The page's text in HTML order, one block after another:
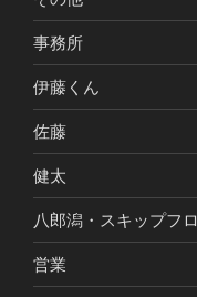
事務所
伊藤くん
佐藤
健太
八郎潟・スキップフ
営業